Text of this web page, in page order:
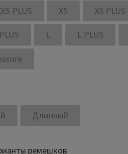
PLUS XS XS PLUS
L L PLUS
Длинный
ремешков